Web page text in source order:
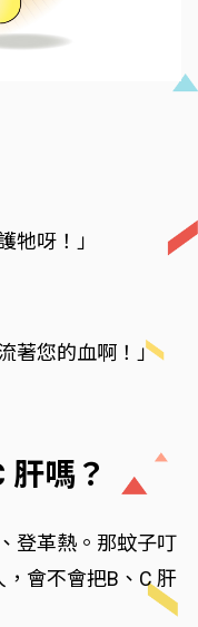
牠呀！」
著您的血啊！」
嗎？
登革熱。那蚊子叮
會不會把B、C 肝